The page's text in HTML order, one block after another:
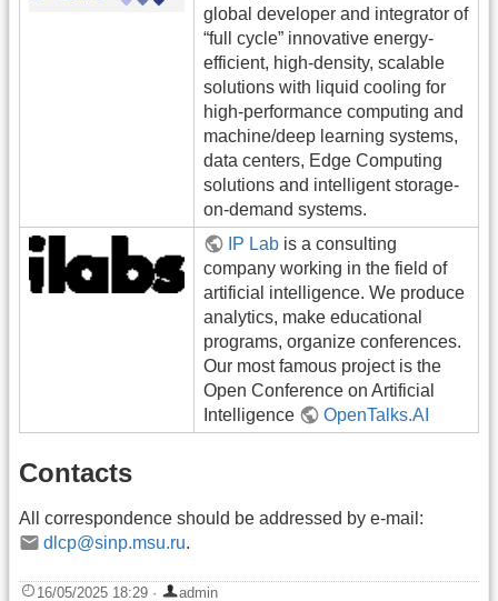
global developer and integrator of
“full cycle” innovative energy-
efficient, high-density, scalable
solutions with liquid cooling for
high-performance computing and
machine/deep learning systems,
data centers, Edge Computing
solutions and intelligent storage-
on-demand systems.
IP Lab is a consulting
company working in the field of
artificial intelligence. We produce
analytics, make educational
programs, organize conferences.
Our most famous project is the
Open Conference on Artificial
Intelligence
OpenTalks.AI
Contacts
All correspondence should be addressed by e-mail:
dlcp@sinp.msu.ru.
16/05/2025 18:29 · admin